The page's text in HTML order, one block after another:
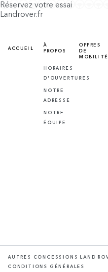
Réservez votre essai
Landrover.fr
ACCUEIL
À
PROPOS
HORAIRES
D'OUVERTURES
NOTRE
ADRESSE
NOTRE
ÉQUIPE
OFFRES
DE
MOBILITÉ
AUTRES CONCESSIONS LAND
CONDITIONS GÉNÉRALES